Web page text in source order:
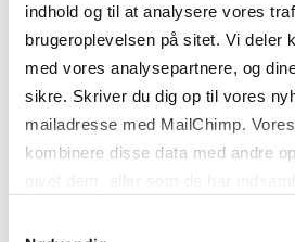
indhold og til at analysere vores
brugeroplevelsen på sitet. Vi deler
med vores analysepartnere, og
sikre. Skriver du dig op til vores
mailadresse med MailChimp.
kombinere disse data med andre